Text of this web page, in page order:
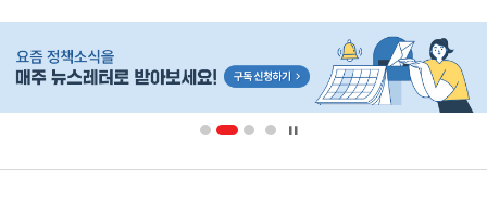
단
영